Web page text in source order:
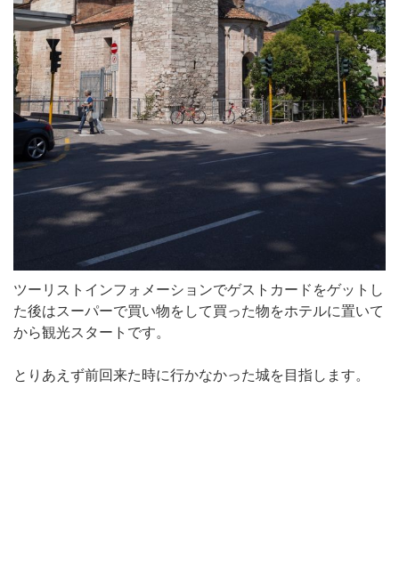
ツーリストインフォメーションでゲストカードをゲットし
た後はスーパーで買い物をして買った物をホテルに置いて
から観光スタートです。
とりあえず前回来た時に行かなかった城を目指します。